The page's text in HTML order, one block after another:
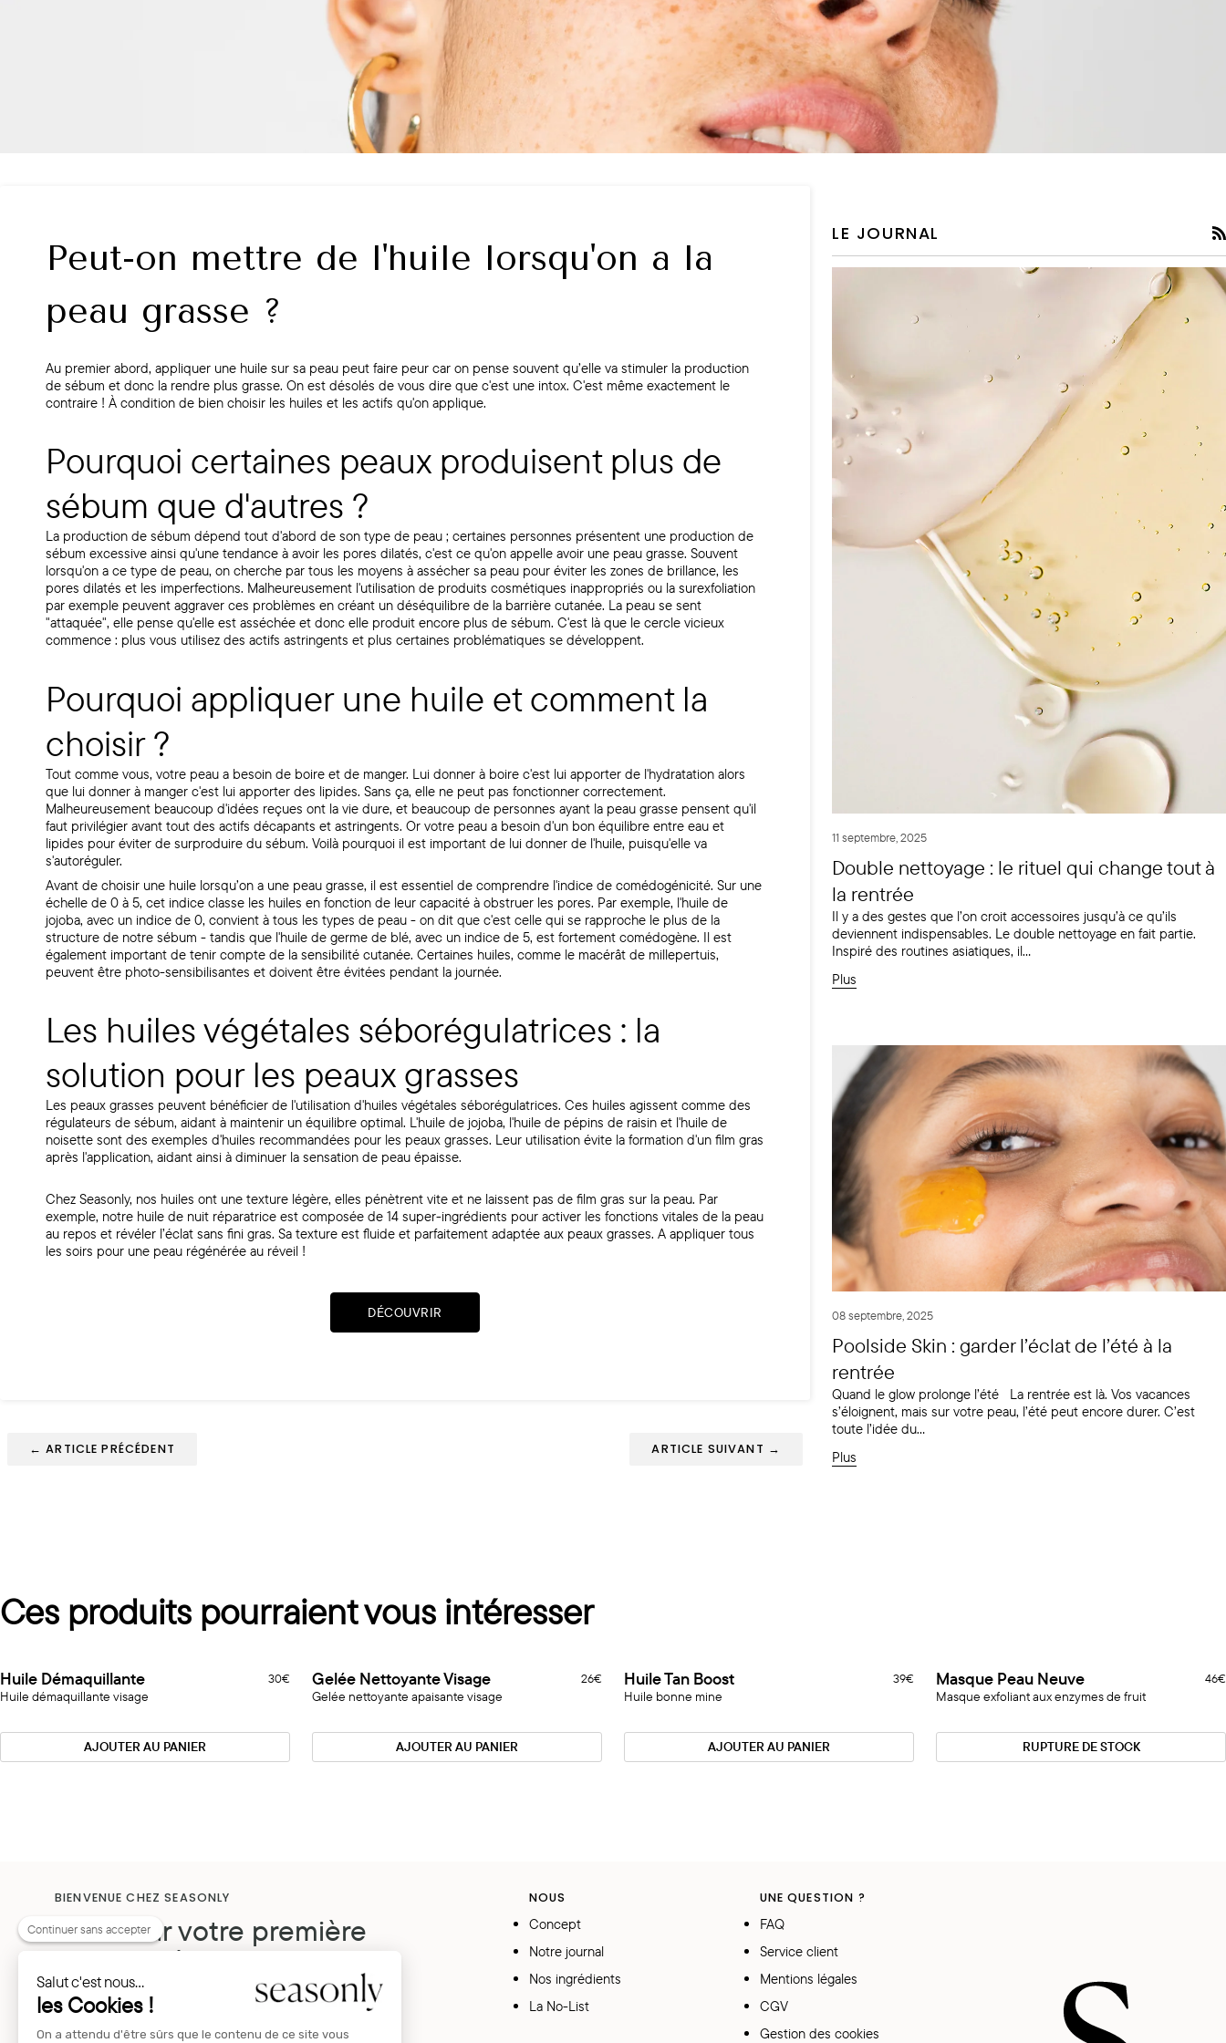
Peut-on mettre de l'huile lorsqu'on a la
peau grasse ?
Au premier abord, appliquer une huile sur sa peau peut faire peur car on pense souvent qu’elle va stimuler la production
de sébum et donc la rendre plus grasse. On est désolés de vous dire que c'est une intox. C'est même exactement le
contraire ! À condition de bien choisir les huiles et les actifs qu'on applique.
Pourquoi certaines peaux produisent plus de
sébum que d'autres ?
La production de sébum dépend tout d'abord de son type de peau ; certaines personnes présentent une production de
sébum excessive ainsi qu'une tendance à avoir les pores dilatés, c'est ce qu'on appelle avoir une peau grasse. Souvent
lorsqu'on a ce type de peau, on cherche par tous les moyens à assécher sa peau pour éviter les zones de brillance, les
pores dilatés et les imperfections. Malheureusement l'utilisation de produits cosmétiques inappropriés ou la surexfoliation
par exemple peuvent aggraver ces problèmes en créant un déséquilibre de la barrière cutanée. La peau se sent
"attaquée", elle pense qu'elle est asséchée et donc elle produit encore plus de sébum. C'est là que le cercle vicieux
commence : plus vous utilisez des actifs astringents et plus certaines problématiques se développent.
Pourquoi appliquer une huile et comment la
choisir ?
Tout comme vous, votre peau a besoin de boire et de manger. Lui donner à boire c'est lui apporter de l'hydratation alors
que lui donner à manger c'est lui apporter des lipides. Sans ça, elle ne peut pas fonctionner correctement.
Malheureusement beaucoup d'idées reçues ont la vie dure, et beaucoup de personnes ayant la peau grasse pensent qu'il
faut privilégier avant tout des actifs décapants et astringents. Or votre peau a besoin d'un bon équilibre entre eau et
lipides pour éviter de surproduire du sébum. Voilà pourquoi il est important de lui donner de l'huile, puisqu'elle va
s'autoréguler.
Avant de choisir une huile lorsqu’on a une peau grasse, il est essentiel de comprendre l'indice de comédogénicité. Sur une
échelle de 0 à 5, cet indice classe les huiles en fonction de leur capacité à obstruer les pores. Par exemple, l'huile de
jojoba, avec un indice de 0, convient à tous les types de peau - on dit que c'est celle qui se rapproche le plus de la
structure de notre sébum - tandis que l'huile de germe de blé, avec un indice de 5, est fortement comédogène. Il est
également important de tenir compte de la sensibilité cutanée. Certaines huiles, comme le macérât de millepertuis,
peuvent être photo-sensibilisantes et doivent être évitées pendant la journée.
Les huiles végétales séborégulatrices : la
solution pour les peaux grasses
Les peaux grasses peuvent bénéficier de l'utilisation d'huiles végétales séborégulatrices. Ces huiles agissent comme des
régulateurs de sébum, aidant à maintenir un équilibre optimal. L'huile de jojoba, l'huile de pépins de raisin et l'huile de
noisette sont des exemples d'huiles recommandées pour les peaux grasses. Leur utilisation évite la formation d'un film gras
après l'application, aidant ainsi à diminuer la sensation de peau épaisse.
Chez Seasonly, nos huiles ont une texture légère, elles pénètrent vite et ne laissent pas de film gras sur la peau. Par
exemple, notre huile de nuit réparatrice est composée de 14 super-ingrédients pour activer les fonctions vitales de la peau
au repos et révéler l’éclat sans fini gras. Sa texture est fluide et parfaitement adaptée aux peaux grasses. A appliquer tous
les soirs pour une peau régénérée au réveil !
DÉCOUVRIR
← ARTICLE PRÉCÉDENT ARTICLE SUIVANT →
LE JOURNAL
11 septembre, 2025
Double nettoyage : le rituel qui change tout à
la rentrée
Il y a des gestes que l’on croit accessoires jusqu’à ce qu’ils
deviennent indispensables. Le double nettoyage en fait partie.
Inspiré des routines asiatiques, il...
Plus
08 septembre, 2025
Poolside Skin : garder l’éclat de l’été à la
rentrée
Quand le glow prolonge l’été La rentrée est là. Vos vacances
s’éloignent, mais sur votre peau, l’été peut encore durer. C’est
toute l’idée du...
Plus
Ces produits pourraient vous intéresser
184 Reviews
Huile
Démaquillante
Huile Démaquillante 30€
Huile démaquillante visage
AJOUTER AU PANIER
11 Reviews
Gelée
Nettoyante
Gelée Nettoyante Visage 26€
Gelée nettoyante apaisante visage
AJOUTER AU PANIER
40 Reviews
Nouveauté
Huile
Tan
Huile Tan Boost 39€
Huile bonne mine
AJOUTER AU PANIER
6 Reviews
Épuisé
Masque
Peau
Masque Peau Neuve 46€
Masque exfoliant aux enzymes de fruit
RUPTURE DE STOCK
BIENVENUE CHEZ SEASONLY
−10 % sur votre première
commande
Inscrivez-vous à notre newsletter pour recevoir nos
lancements en avant-première, nos décryptages
skincare, des invitations à nos événements et plein
d’autres surprises.
NOUS
Concept
Notre journal
Nos ingrédients
La No-List
UNE QUESTION ?
FAQ
Service client
Mentions légales
CGV
Gestion des cookies
Continuer sans accepter
Salut c'est nous...
les Cookies !
On a attendu d'être sûrs que le contenu de ce site vous